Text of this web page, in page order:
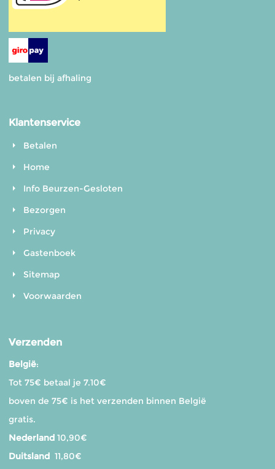
betalen bij afhaling
Klantenservice
Betalen
Home
Info Beurzen-Gesloten
Bezorgen
Privacy
Gastenboek
Sitemap
Voorwaarden
Verzenden
België:
Tot 75€ betaal je 7.10€
boven de 75€ is het verzenden binnen België
gratis.
Nederland10,90€
Duitsland11,80€